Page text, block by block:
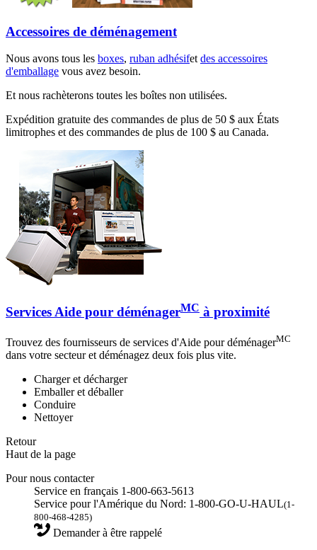
Accessoires de déménagement
Nous avons tous les boxes, ruban adhésifetdes accessoires
d'emballage vous avez besoin.
Et nous rachèterons toutes les boîtes non utilisées.
Expédition gratuite des commandes de plus de 50 $ aux États
limitrophes et des commandes de plus de 100 $ au Canada.
Services Aide pour déménagerMC à proximité
Trouvez des fournisseurs de services d'Aide pour déménagerMC
dans votre secteur et déménagez deux fois plus vite.
Charger et décharger
Emballer et déballer
Conduire
Nettoyer
Retour
Haut de la page
Pour nous contacter
Service en français 1-800-663-5613
Service pour l'Amérique du Nord: 1-800-GO-U-HAUL(1-
800-468-4285)
Demander à être rappelé